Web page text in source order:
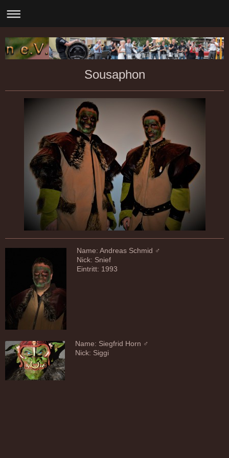
Sousaphon
Name: Andreas Schmid ♂
Nick: Snief
Eintritt: 1993
Name: Siegfrid Horn ♂
Nick: Siggi